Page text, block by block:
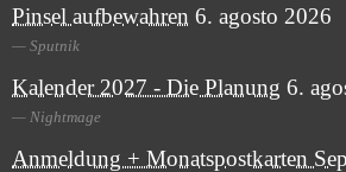
Pinsel aufbewahren 6. agosto 2026
Sputnik
Kalender 2027 - Die Planung 6.
Nightmage
Anmeldung + Monatspostkarten